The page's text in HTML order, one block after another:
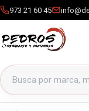
973 21 60 45
Buscar productos